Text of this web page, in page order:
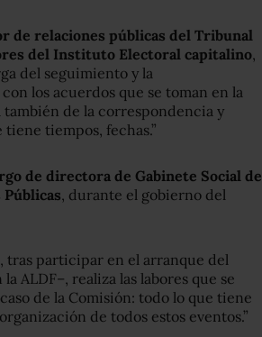
de relaciones públicas del Tribunal
del Instituto Electoral capitalino,
del seguimiento y la
los acuerdos que se toman en la
también de la correspondencia y
tiempos, fechas.”
de directora de Gabinete Social de
, durante el gobierno del
tras participar en el arranque del
ALDF–, realiza las labores que se
de la Comisión: todo lo que tiene
de todos estos eventos.”